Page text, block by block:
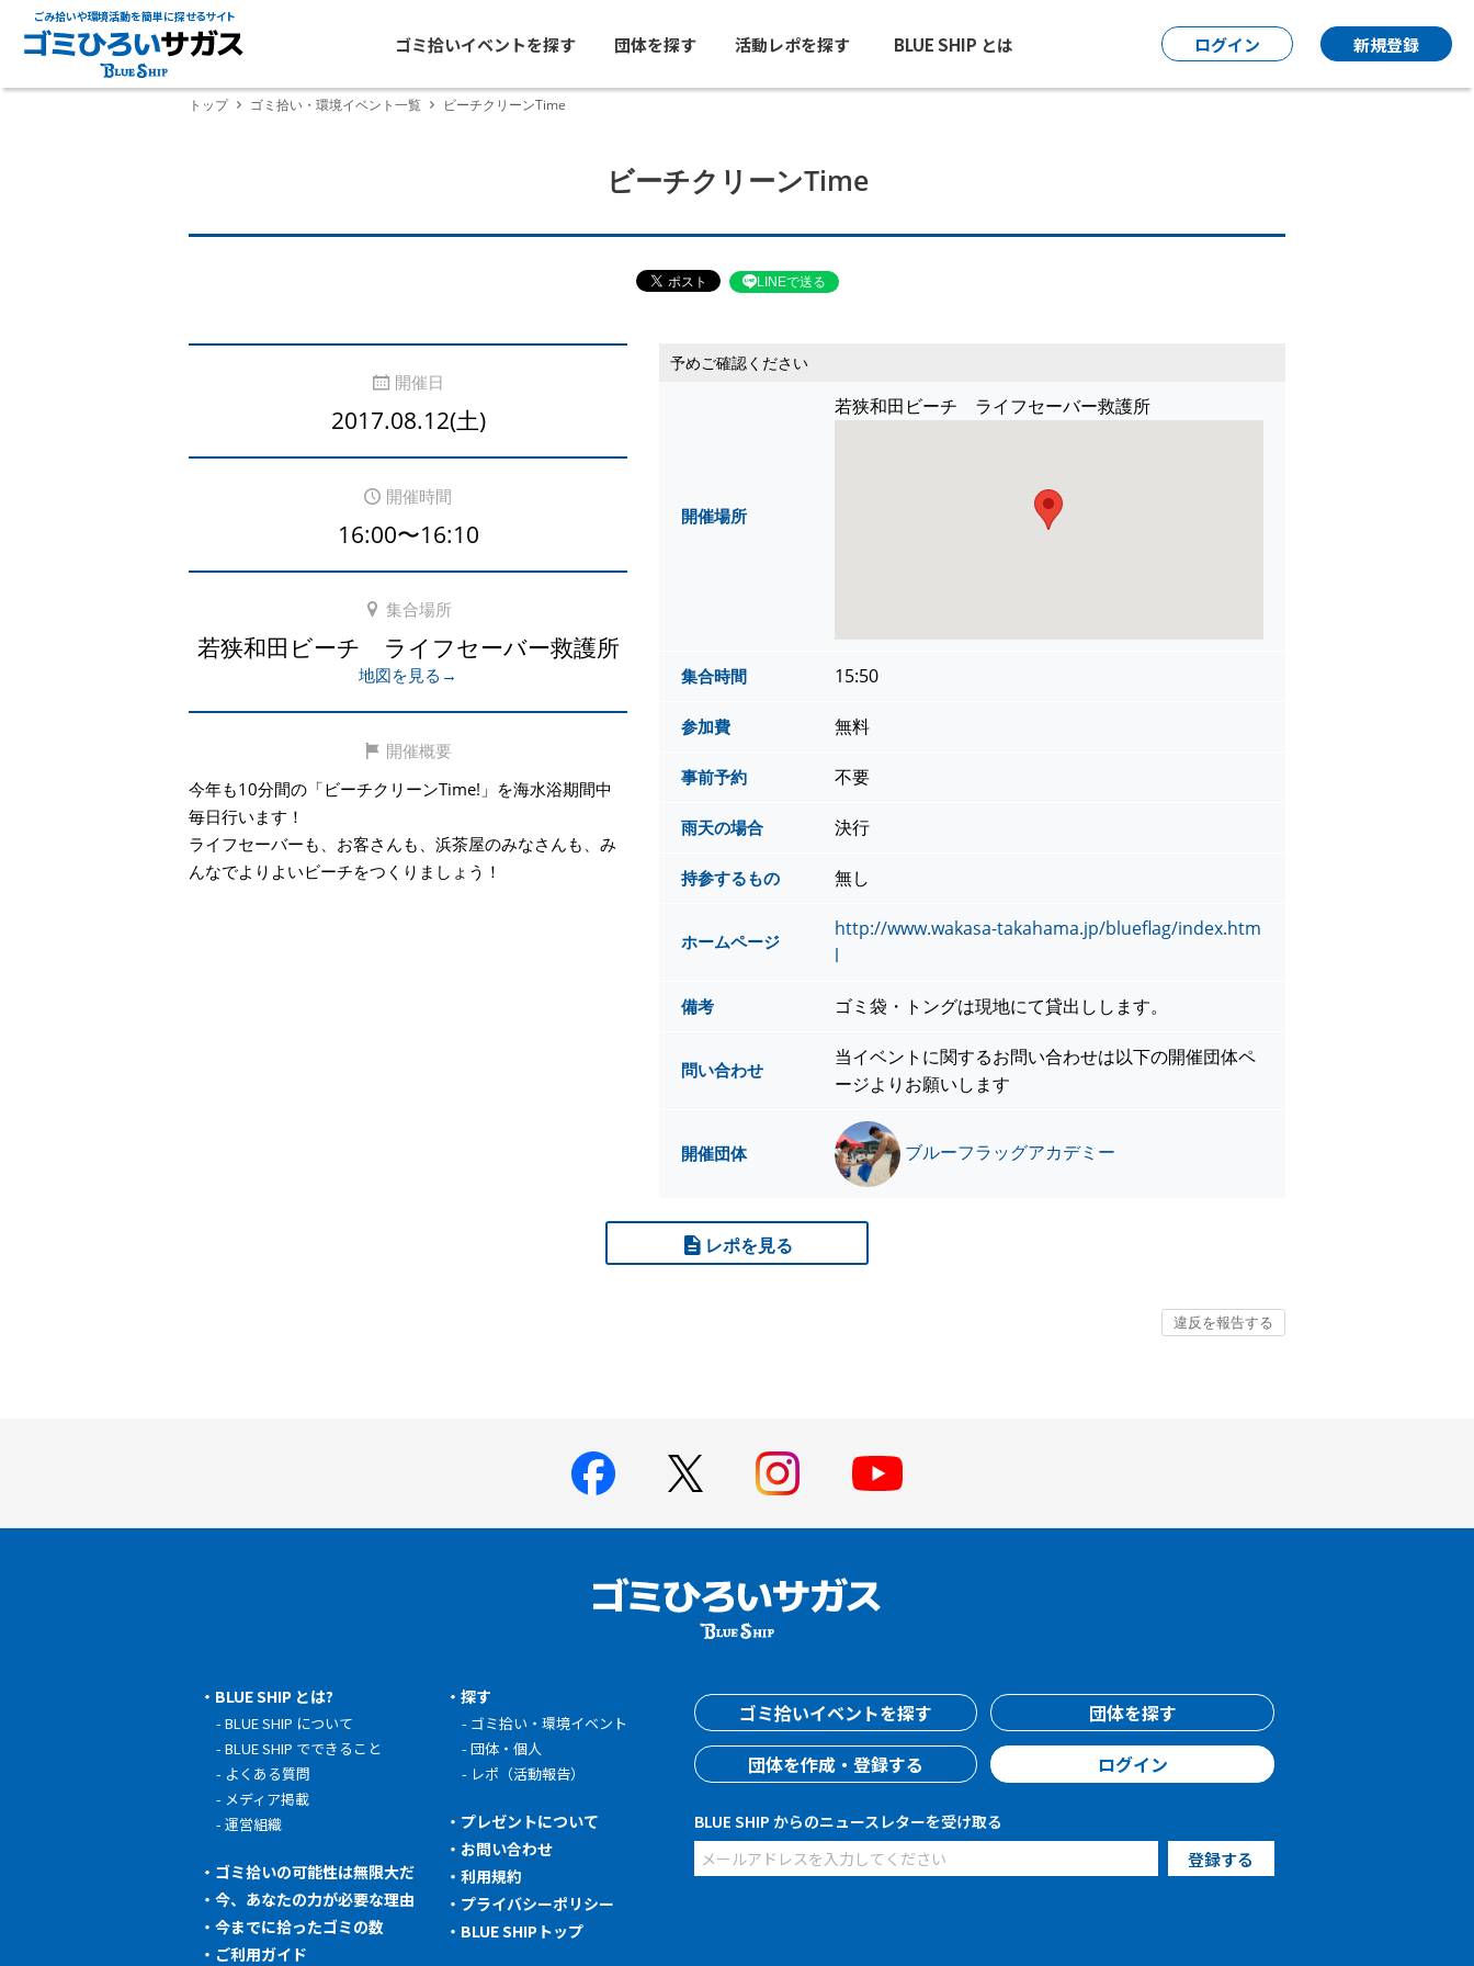
ごみ拾いや環境活動を簡単に探せるサイト
ゴミ拾いイベントを探す 団体を探す 活動レポを探す BLUE SHIP とは ログイン 新規登録
トップ ゴミ拾い・環境イベント一覧 ビーチクリーンTime
ビーチクリーンTime
LINEで送る
開催日
2017.08.12(土)
開催時間
16:00〜16:10
集合場所
若狭和田ビーチ ライフセーバー救護所
地図を見る→
開催概要
今年も10分間の「ビーチクリーンTime!」を海水浴期間中
毎日行います！
ライフセーバーも、お客さんも、浜茶屋のみなさんも、み
んなでよりよいビーチをつくりましょう！
予めご確認ください
開催場所
若狭和田ビーチ ライフセーバー救護所
集合時間 15:50
参加費 無料
事前予約 不要
雨天の場合 決行
持参するもの 無し
ホームページ
http://www.wakasa-takahama.jp/blueflag/index.htm
l
備考 ゴミ袋・トングは現地にて貸出しします。
問い合わせ
当イベントに関するお問い合わせは以下の開催団体ペ
ージよりお願いします
開催団体 ブルーフラッグアカデミー
レポを見る
BLUE SHIP とは?
BLUE SHIP について
BLUE SHIP でできること
よくある質問
メディア掲載
運営組織
ゴミ拾いの可能性は無限大だ
今、あなたの力が必要な理由
今までに拾ったゴミの数
ご利用ガイド
探す
ゴミ拾い・環境イベント
団体・個人
レポ（活動報告）
プレゼントについて
お問い合わせ
利用規約
プライバシーポリシー
BLUE SHIPトップ
ゴミ拾いイベントを探す
団体を探す
団体を作成・登録する
ログイン
BLUE SHIP からのニュースレターを受け取る